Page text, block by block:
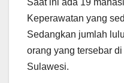
Saat ini ada 19
Keperawatan yang
Sedangkan jumlah
orang yang tersebar
Sulawesi.